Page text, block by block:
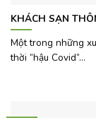
KHÁCH SẠN
Một trong những
thời “hậu Covid”...